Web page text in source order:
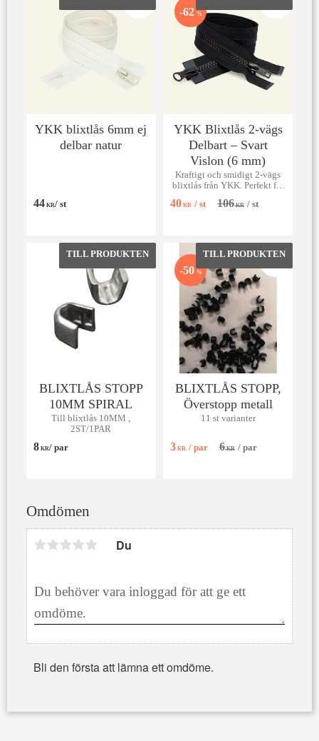
Omdömen
Du
Bli den första att lämna ett omdöme.
YKK blixtlås 6mm ej
delbar natur
44KR/ st
Lägg till i favoriter
YKK Blixtlås 2-vägs
Delbart – Svart
Vislon (6 mm)
Kraftigt och smidigt 2-vägs
blixtlås från YKK. Perfekt för
och hållbart!
40 KR / st 106KR / st
62 % Lägg till
BLIXTLÅS STOPP
10MM SPIRAL
Till blixtlås 10MM ,
2ST/1PAR
8KR/ par
Lägg till i favoriter
BLIXTLÅS STOPP,
Överstopp metall
11 st varianter
3 KR / par 6KR / par
50 % Lägg till